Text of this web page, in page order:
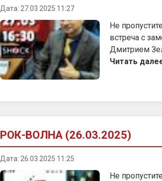
Дата: 27.03.2025 11:27
Не
встреча с
Дмитрием
Читать
РОК-ВОЛНА (26.03.2025)
Дата: 26.03.2025 11:25
Не